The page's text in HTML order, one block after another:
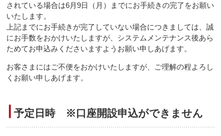
されている場合は6月9日（月）までにお手続きの完了をお願い
いたします。
上記までにお手続きが完了していない場合につきましては、誠
にお手数をおかけいたしますが、システムメンテナンス後あら
ためてお申込みくださいますようお願い申しあげます。
お客さまにはご不便をおかけいたしますが、ご理解の程よろし
くお願い申しあげます。
予定日時 ※口座開設申込ができません